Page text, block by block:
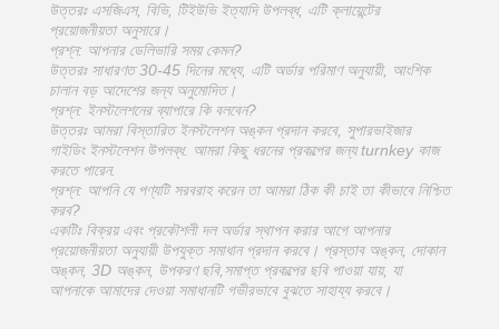
উত্তরঃ এসজিএস, বিভি, টিইউভি ইত্যাদি উপলব্ধ, এটি ক্লায়েন্টের
প্রয়োজনীয়তা অনুসারে।
প্রশ্ন: আপনার ডেলিভারি সময় কেমন?
উত্তরঃ সাধারণত 30-45 দিনের মধ্যে, এটি অর্ডার পরিমাণ অনুযায়ী, আংশিক
চালান বড় আদেশের জন্য অনুমোদিত।
প্রশ্ন: ইনস্টলেশনের ব্যাপারে কি বলবেন?
উত্তরঃ আমরা বিস্তারিত ইনস্টলেশন অঙ্কন প্রদান করবে, সুপারভাইজার
গাইডিং ইনস্টলেশন উপলব্ধ. আমরা কিছু ধরনের প্রকল্পের জন্য turnkey কাজ
করতে পারেন.
প্রশ্ন: আপনি যে পণ্যটি সরবরাহ করেন তা আমরা ঠিক কী চাই তা কীভাবে নিশ্চিত
করব?
একটিঃ বিক্রয় এবং প্রকৌশলী দল অর্ডার স্থাপন করার আগে আপনার
প্রয়োজনীয়তা অনুযায়ী উপযুক্ত সমাধান প্রদান করবে। প্রস্তাব অঙ্কন, দোকান
অঙ্কন, 3D অঙ্কন, উপকরণ ছবি,সমাপ্ত প্রকল্পের ছবি পাওয়া যায়, যা
আপনাকে আমাদের দেওয়া সমাধানটি গভীরভাবে বুঝতে সাহায্য করবে।